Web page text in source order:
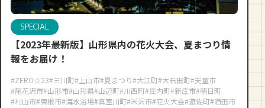
SPECIAL
【2023年最新版】山形県内の花火大会、夏まつり情
報をお届け！
#ZERO☆23#三川町#上山市#夏まつり#大江町#大石田町#天童市
#尾花沢市#山形市#山形県#山辺町#川西町#庄内町#新庄市#朝日町
#村山市#東根市#海水浴場#真室川町#米沢市#花火大会#遊佐町#酒田市